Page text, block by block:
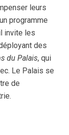
leurs
programme
invite les
des
du Palais, qui
Le Palais se
de